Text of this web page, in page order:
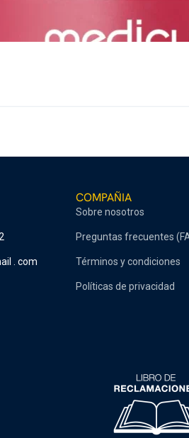
. com
COMPAÑIA
Sobre nosotros
Preguntas frecuentes
Términos y condiciones
Políticas de privacidad